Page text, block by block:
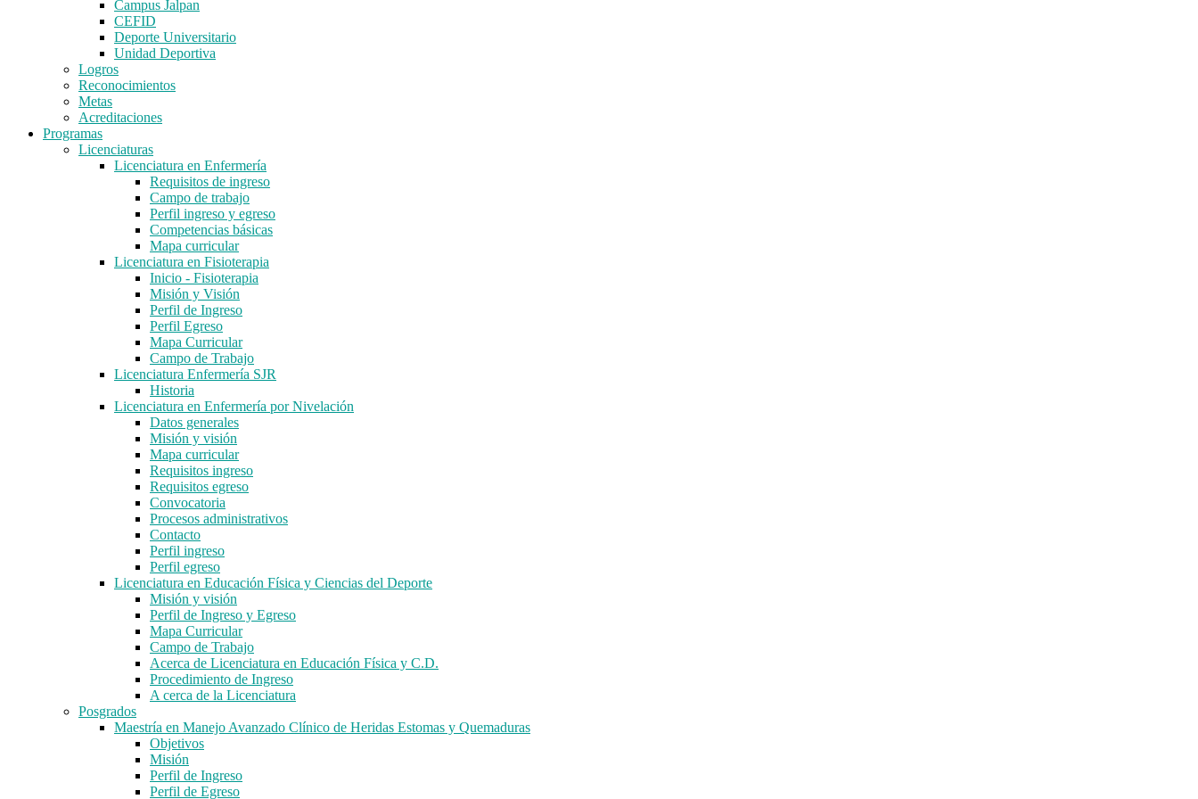
Campus Jalpan
CEFID
Deporte Universitario
Unidad Deportiva
Logros
Reconocimientos
Metas
Acreditaciones
Programas
Licenciaturas
Licenciatura en Enfermería
Requisitos de ingreso
Campo de trabajo
Perfil ingreso y egreso
Competencias básicas
Mapa curricular
Licenciatura en Fisioterapia
Inicio - Fisioterapia
Misión y Visión
Perfil de Ingreso
Perfil Egreso
Mapa Curricular
Campo de Trabajo
Licenciatura Enfermería SJR
Historia
Licenciatura en Enfermería por Nivelación
Datos generales
Misión y visión
Mapa curricular
Requisitos ingreso
Requisitos egreso
Convocatoria
Procesos administrativos
Contacto
Perfil ingreso
Perfil egreso
Licenciatura en Educación Física y Ciencias del Deporte
Misión y visión
Perfil de Ingreso y Egreso
Mapa Curricular
Campo de Trabajo
Acerca de Licenciatura en Educación Física y C.D.
Procedimiento de Ingreso
A cerca de la Licenciatura
Posgrados
Maestría en Manejo Avanzado Clínico de Heridas Estomas y Quemaduras
Objetivos
Misión
Perfil de Ingreso
Perfil de Egreso